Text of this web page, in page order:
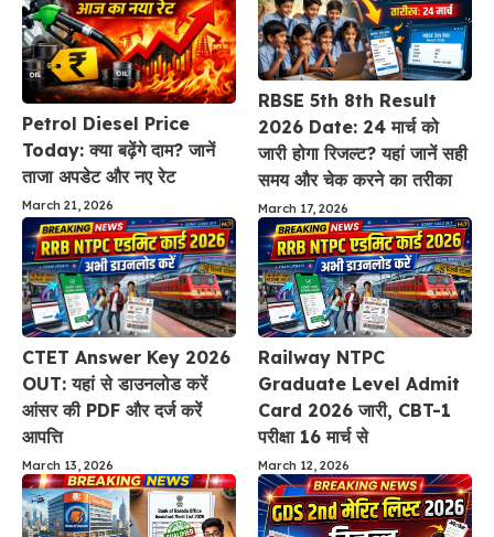
Petrol Diesel Price
Today: क्या बढ़ेंगे दाम? जानें
ताजा अपडेट और नए रेट
March 21, 2026
RBSE 5th 8th Result
2026 Date: 24 मार्च को
जारी होगा रिजल्ट? यहां जानें सही
समय और चेक करने का तरीका
March 17, 2026
CTET Answer Key 2026
OUT: यहां से डाउनलोड करें
आंसर की PDF और दर्ज करें
आपत्ति
March 13, 2026
Railway NTPC
Graduate Level Admit
Card 2026 जारी, CBT-1
परीक्षा 16 मार्च से
March 12, 2026